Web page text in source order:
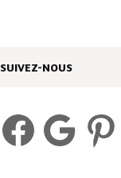
SUIVEZ-NOUS
Facebook Google Pinterest